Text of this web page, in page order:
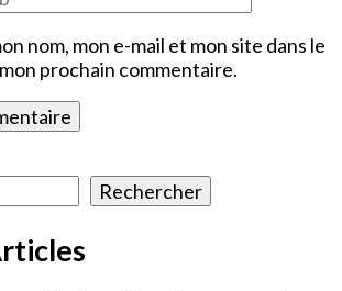
nom, mon e-mail et mon site dans le
prochain commentaire.
Rechercher